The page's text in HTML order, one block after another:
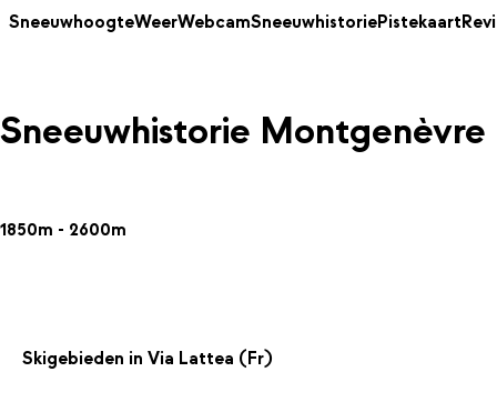
SneeuwhoogteWeerWebcamSneeuwhistoriePistekaart
Sneeuwhistorie Montgenèvre
1850m - 2600m
Skigebieden in Via Lattea (Fr)